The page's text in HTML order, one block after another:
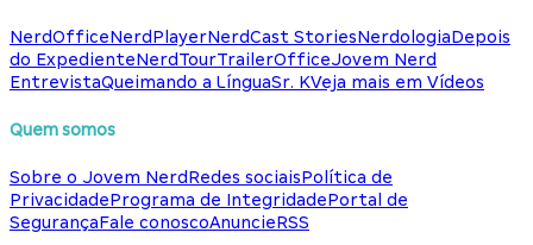
NerdOfficeNerdPlayerNerdCast StoriesNerdologiaDepois
do ExpedienteNerdTourTrailerOfficeJovem Nerd
EntrevistaQueimando a LínguaSr. KVeja mais em Vídeos
Quem somos
Sobre o Jovem NerdRedes sociaisPolítica de
PrivacidadePrograma de IntegridadePortal de
SegurançaFale conoscoAnuncieRSS